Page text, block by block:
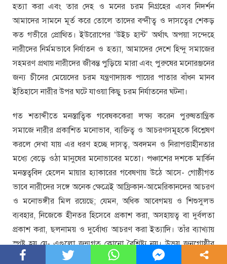
হত্যা করা এবং তার দেহ ও মনের চরম নিগ্রহের এসব নিদর্শন
আমাদের সামনে মূর্ত করে তোলে তাদের বন্দীত্ব ও দাসত্বের শেকড়
কত গভীরে প্রোথিত। ইউরোপের ‘উইচ হান্ট’ অর্থাৎ অপয়া সন্দেহে
নারীদের নির্মমভাবে নির্যাতন ও হত্যা, আমাদের দেশে হিন্দু সমাজের
সহমরণ প্রথায় নারীদের জীবন্ত পুড়িয়ে মারা এবং পুরুষের মনোরঞ্জনের
জন্য চীনের মেয়েদের চরম যন্ত্রণাদায়ক পায়ের পাতার বাঁধন মানব
ইতিহাসে নারীর উপর ঘটে যাওয়া কিছু চরম নির্যাতনের ঘটনা।
গত শতাব্দীতে মনস্তাত্বিক গবেষককেরা লক্ষ্য করেন পুরুষতান্ত্রিক
সমাজে নারীর প্রকাশিত মনোভাব, ব্যক্তিত্ব ও আচরণসমূহকে বিশ্লেষণ
করলে দেখা যায় এর ধরণ হচ্ছে দাসত্ব, অবদমন ও নিরাপত্তাহীনতার
মধ্যে বেড়ে ওঠা মানুষের মনোভাবের মতো। পঞ্চাশের দশকে মার্কিন
মনস্তত্ববিদ হেলেন মায়ার হ্যাকারের গবেষণায় উঠে আসে- গোষ্ঠীগত
ভাবে নারীদের সঙ্গে অনেক ক্ষেত্রেই আফ্রিকান-আমেরিকানদের আচরণ
ও মনোভঙ্গীর মিল রয়েছে; যেমন, অধিক আবেগময় ও শিশুসুলভ
ব্যবহার, নিজেকে হীনতর হিসেবে প্রকাশ করা, অসহায়ত্ব বা দুর্বলতা
প্রকাশ করা, ছলনাময় ও দুর্বোধ্য আচরণ করা ইত্যাদি। তাঁর ব্যাখ্যায়
স্পষ্ট হয় যে- এগুলো জন্মগত কোনো বৈশিষ্ট্য নয়। উভয় জনগোষ্ঠীর
উপর একইভাবে বিদ্যমান বন্দীত্ব, অবদমন এবং (নিয়মিত) সহিংসতা ও